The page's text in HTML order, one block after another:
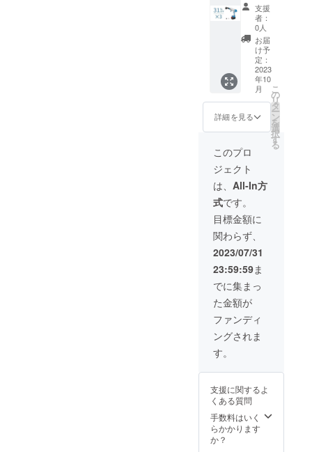
ターノ
ズル×2
空気入
れノズ
ル×2 ク
リー
ナーノ
ズル×2
空気抜
きノズ
ル×2 日
書×2
物： 本
体×2 充
電器×2
収納
バッグ
×2 フィ
ルタ×2
バッテ
リー×2
6in2ノ
ズル×2
×2 洗浄
機ノズ
ル×2 洗
剤タン
クノズ
ル×2 エ
アダス
ターノ
ズル×2
空気入
れノズ
ル×2 ク
リー
ナーノ
ズル×2
空気抜
きノズ
ル×2 日
書×2
早割
31％OF
F !】多
機能洗
車セッ
「KaiTa
k」×3
一般予
定販売
価
格:77,2
50円
（税
込） ※
送料無
料（日
本国内
限定）
内容
物： 本
体×3 充
電器×3
収納
バッグ
×3 フィ
ルタ×3
バッテ
リー×3
6in3ノ
ズル×3
×3 洗浄
ル×3 洗
剤タン
クノズ
ル×3 エ
アダス
支援
者：
0人
お届
け予
定：
2023
年10
月
詳細を見る
こ
の
リ
タ
ー
ン
を
選
択
す
る
このプロ
ジェクト
は、 All-In方
式です。
目標金額に
関わらず、
2023/07/31
23:59:59ま
でに集まっ
た金額が
ファンディ
ングされま
す。
支援に関するよ
くある質問
手数料はいく
らかかります
か？